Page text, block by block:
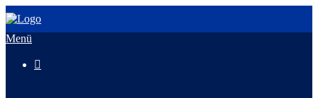
Menü
